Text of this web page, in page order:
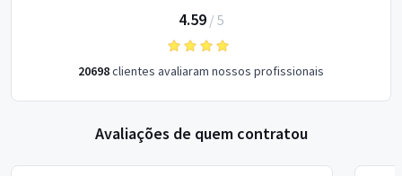
4.59/ 5
20698clientes avaliaram nossos profissionais
Avaliações de quem contratou